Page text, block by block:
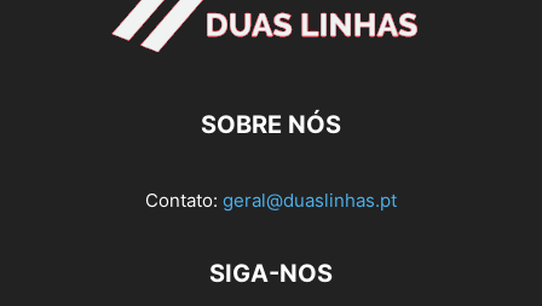
SOBRE NÓS
Contato: geral@duaslinhas.pt
SIGA-NOS